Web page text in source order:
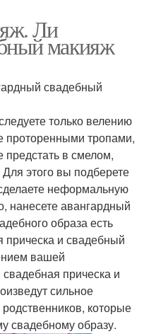
Ли
макияж
свадебный
только велению
проторенными тропами,
в смелом,
этого вы подберете
неформальную
нанесете авангардный
образа есть
прическа и свадебный
вашей
прическа и
сильное
которые
свадебному образу.